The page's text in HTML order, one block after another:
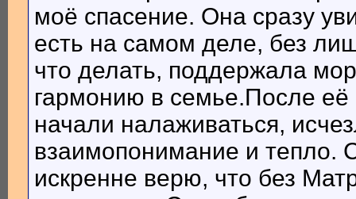
моё спасение. Она сразу
есть на самом деле, без
что делать, поддержала
гармонию в семье.После
начали налаживаться,
взаимопонимание и тепло.
искренне верю, что без